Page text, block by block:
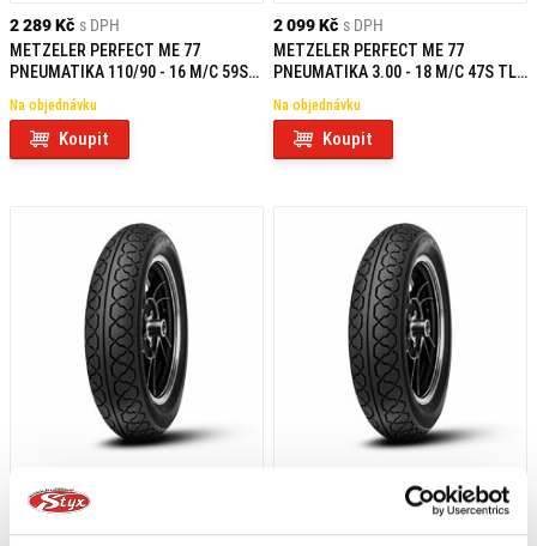
2 289 Kč s DPH
METZELER PERFECT ME 77
PNEUMATIKA 110/90 - 16 M/C 59S
Na objednávku
Koupit
2 099 Kč s DPH
METZELER PERFECT ME 77
PNEUMATIKA 3.00 - 18 M/C 47S TL
Na objednávku
Koupit
2 699 Kč s DPH
METZELER PERFECT ME 77
METZELER PERFECT ME 77